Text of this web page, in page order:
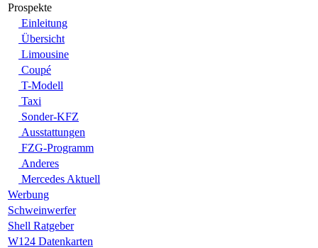
Prospekte
Einleitung
Übersicht
Limousine
Coupé
T-Modell
Taxi
Sonder-KFZ
Ausstattungen
FZG-Programm
Anderes
Mercedes Aktuell
Werbung
Schweinwerfer
Shell Ratgeber
W124 Datenkarten